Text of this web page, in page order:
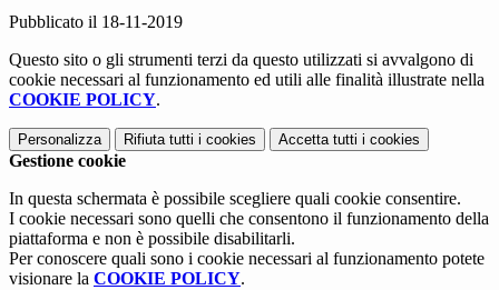
Pubblicato il 18-11-2019
Questo sito o gli strumenti terzi da questo utilizzati si avvalgono di
cookie necessari al funzionamento ed utili alle finalità illustrate nella
COOKIE POLICY.
Personalizza Rifiuta tutti i cookies Accetta tutti i cookies
Gestione cookie
In questa schermata è possibile scegliere quali cookie consentire.
I cookie necessari sono quelli che consentono il funzionamento della
piattaforma e non è possibile disabilitarli.
Per conoscere quali sono i cookie necessari al funzionamento potete
visionare la COOKIE POLICY.